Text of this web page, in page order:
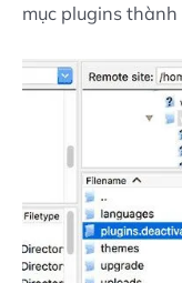
mục plugins thành